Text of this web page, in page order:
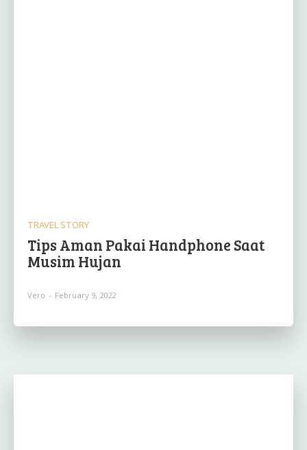
TRAVEL STORY
Tips Aman Pakai Handphone Saat
Musim Hujan
Vero - February 9, 2022